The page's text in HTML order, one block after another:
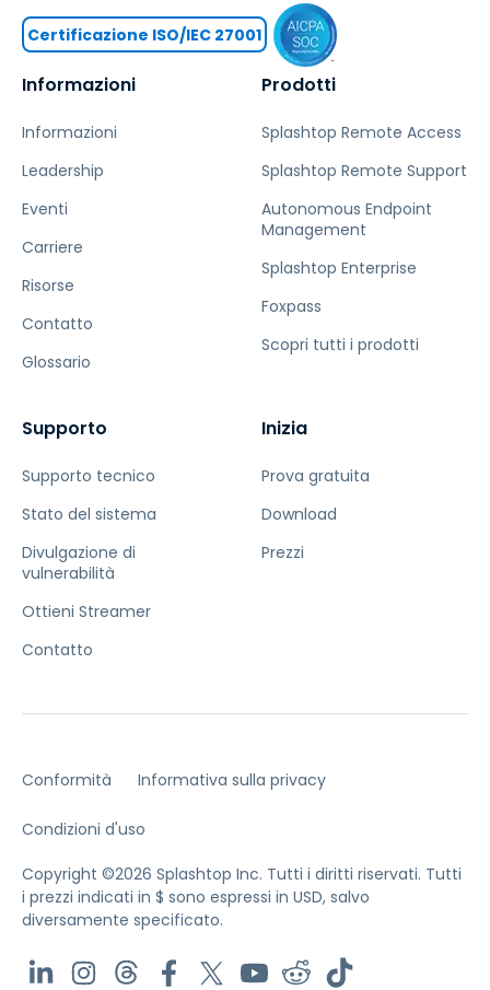
Informazioni
Informazioni
Leadership
Eventi
Carriere
Risorse
Contatto
Glossario
Prodotti
Splashtop Remote Access
Splashtop Remote Support
Autonomous Endpoint
Management
Splashtop Enterprise
Foxpass
Scopri tutti i prodotti
Supporto
Supporto tecnico
Stato del sistema
Divulgazione di
vulnerabilità
Ottieni Streamer
Contatto
Inizia
Prova gratuita
Download
Prezzi
Certificazione ISO/IEC 27001
Conformità Informativa sulla privacy
Condizioni d'uso
Copyright ©2026 Splashtop Inc. Tutti i diritti riservati. Tutti
i prezzi indicati in $ sono espressi in USD, salvo
diversamente specificato.